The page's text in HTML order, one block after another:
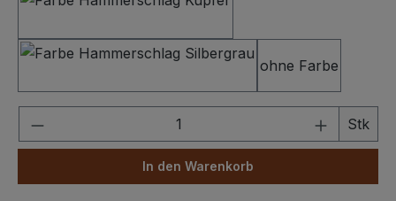
Hammerschlag Silbergrau
ohne Farbe
Produkt Anzahl: Gib den Stk
In den Warenkorb